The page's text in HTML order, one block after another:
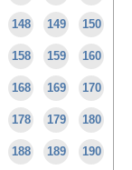
148 149 150
158 159 160
168 169 170
178 179 180
188 189 190